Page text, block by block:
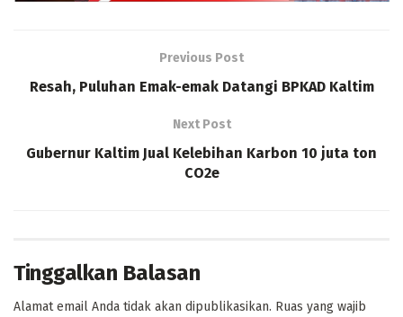
Previous Post
Resah, Puluhan Emak-emak Datangi BPKAD Kaltim
Next Post
Gubernur Kaltim Jual Kelebihan Karbon 10 juta ton
CO2e
Tinggalkan Balasan
Alamat email Anda tidak akan dipublikasikan. Ruas yang wajib